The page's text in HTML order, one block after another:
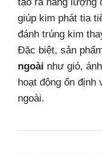
giúp kim phát tia
đánh trúng kim
Đặc biệt, sản
ngoài như gió,
hoạt động ổn định
ngoài.